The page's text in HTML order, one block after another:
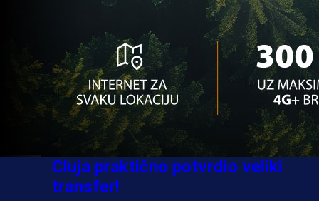
Ovo niko nije očekivao: Nikola
Vasilj iznenadio izborom novog
kluba!
3 sedmica 4 dan
A Selekcija
Jovo Lukić ima novi klub: Trener
Cluja praktično potvrdio veliki
transfer!